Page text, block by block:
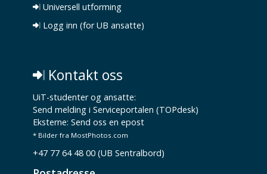
Universell utforming
Logg inn (for UB ansatte)
Kontakt oss
UiT-studenter og ansatte:
Send melding i Serviceportalen (TOPdesk)
Eksterne: Send oss en epost
* Bilder fra MostPhotos.com
+47 77 64 48 00 (UB Sentralbord)